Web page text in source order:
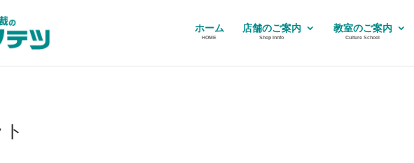
ホーム
HOME
店舗のご案内
Shop Innfo
教室のご案内
Culture School